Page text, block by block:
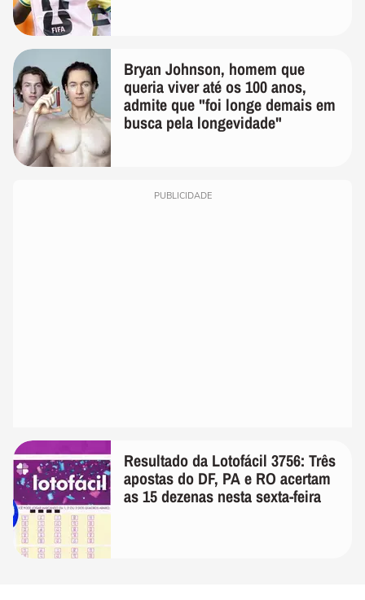
Bryan Johnson, homem que
queria viver até os 100 anos,
admite que "foi longe demais em
busca pela longevidade"
PUBLICIDADE
Resultado da Lotofácil 3756: Três
apostas do DF, PA e RO acertam
as 15 dezenas nesta sexta-feira